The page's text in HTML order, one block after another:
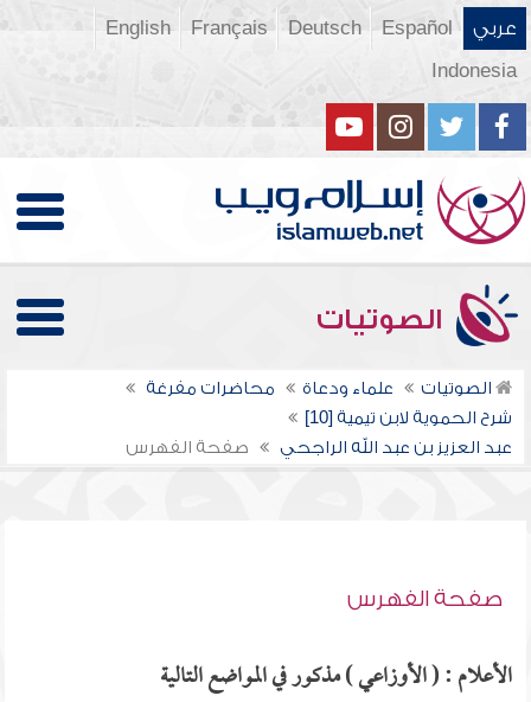
عربي Español
Deutsch
Français
English
Indonesia
الصوتيات
الصوتيات علماء ودعاة
محاضرات مفرغة
شرح الحموية لابن تيمية [10]
عبد العزيز بن عبد الله الراجحي
صفحة الفهرس
صفحة الفهرس
الأعلام : ( الأوزاعي ) مذكور في المواضع التالية